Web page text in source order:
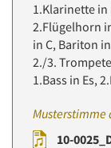
1.Klarinette in
2.Flügelhorn
in C, Bariton
2./3.
1.Bass in Es,
Musterstimme
10-